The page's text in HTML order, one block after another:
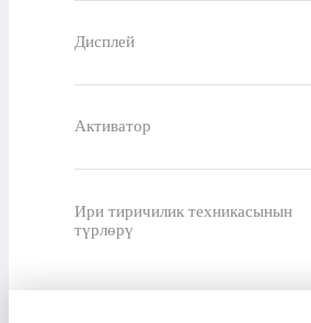
Дисплей
Активатор
Ири тиричилик техникасынын
түрлөрү